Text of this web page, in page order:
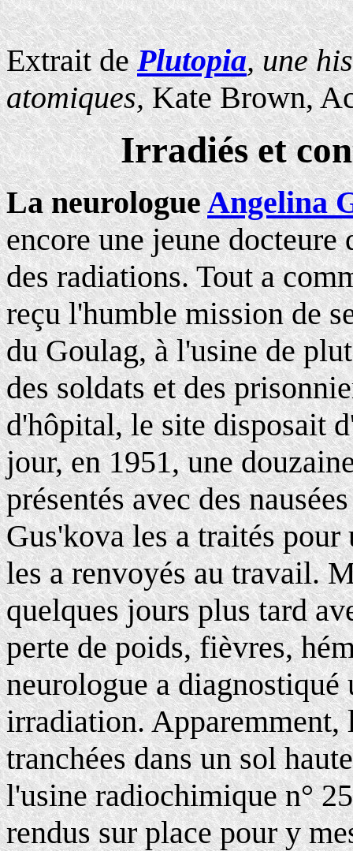
Extrait dePlutopia, une
atomiques,Kate Brown,
Irradiés et
La neurologueAngelina
encore une jeune docteure
des radiations. Tout a
reçu l'humble mission de
du Goulag, à l'usine de
des soldats et des
d'hôpital, le site disposait
jour, en 1951, une
présentés avec des
Gus'kova les a traités
les a renvoyés au travail.
quelques jours plus tard
perte de poids, fièvres,
neurologue a diagnostiqué
irradiation. Apparemment,
tranchées dans un sol
l'usine radiochimique n°
rendus sur place pour y